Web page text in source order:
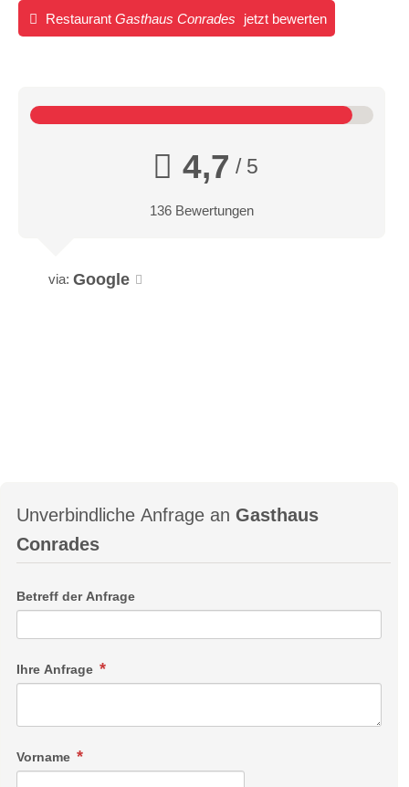
Restaurant Gasthaus Conrades jetzt bewerten
4,7 / 5
136 Bewertungen
via: Google
Unverbindliche Anfrage an Gasthaus
Conrades
Betreff der Anfrage
Ihre Anfrage
Vorname